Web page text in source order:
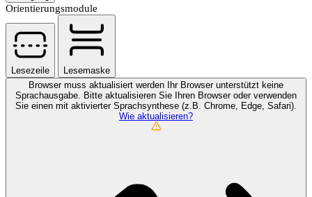
Orientierungsmodule
Lesezeile
Lesemaske
Browser muss aktualisiert werden
Ihr Browser unterstützt keine
Sprachausgabe. Bitte aktualisieren Sie Ihren Browser oder verwenden
Sie einen mit aktivierter Sprachsynthese (z.B. Chrome, Edge, Safari).
Wie aktualisieren?